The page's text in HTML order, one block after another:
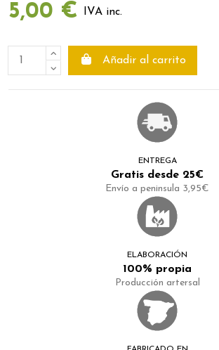
5,00 € IVA inc.
Añadir al carrito
ENTREGA
Gratis desde 25€
Envío a peninsula 3,95€
ELABORACIÓN
100% propia
Producción artersal